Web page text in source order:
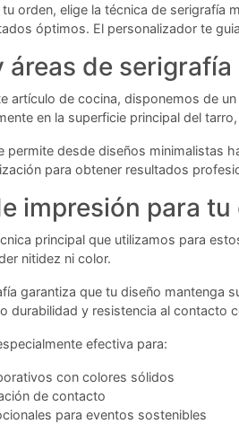
orden, elige la técnica de serigrafía
óptimos. El personalizador te
áreas de
artículo de cocina, disponemos de un
en la superficie principal del
permite desde diseños minimalistas
para obtener resultados
impresión para tu
principal que utilizamos para
nitidez ni color.
garantiza que tu diseño mantenga
durabilidad y resistencia al contacto
efectiva para:
con colores sólidos
de contacto
para eventos sostenibles